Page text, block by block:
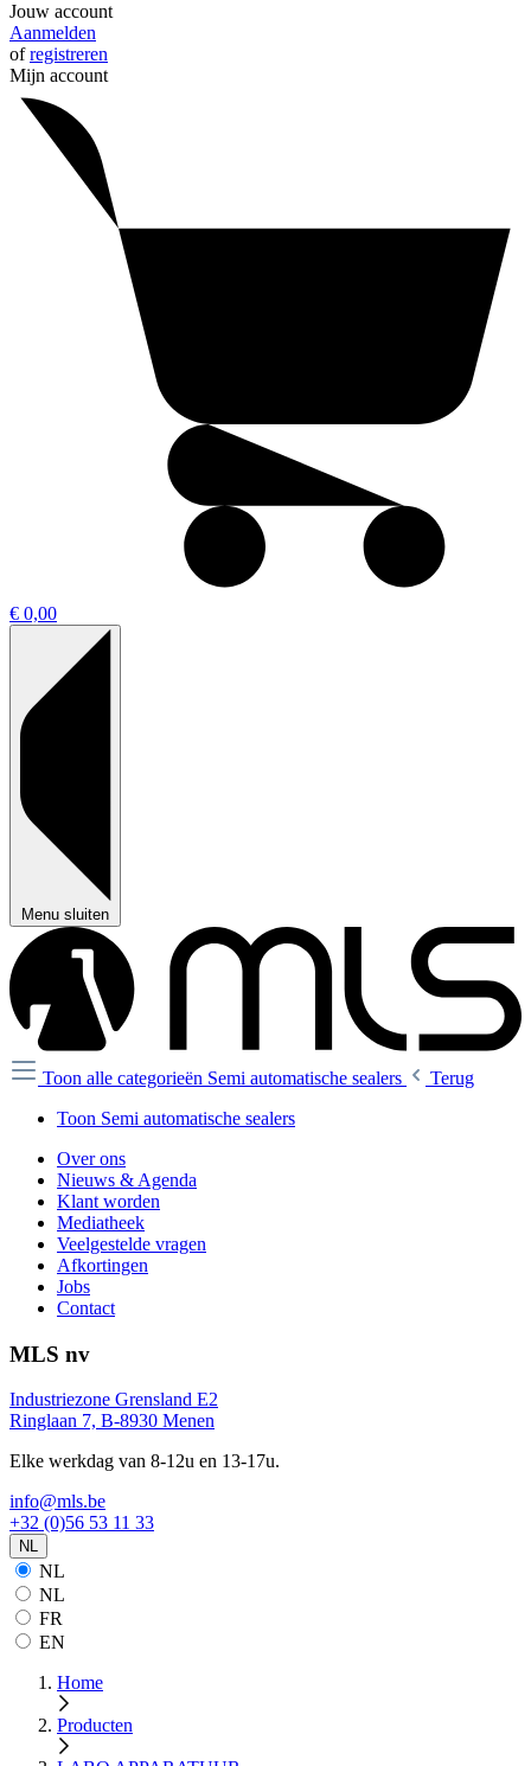
Jouw account
Aanmelden
ofregistreren
Mijn account
€ 0,00
Menu sluiten
Toon alle categorieën Semi automatische sealers
Terug
Toon Semi automatische sealers
Over ons
Nieuws & Agenda
Klant worden
Mediatheek
Veelgestelde vragen
Afkortingen
Jobs
Contact
MLS nv
Industriezone Grensland E2
Ringlaan 7, B-8930 Menen
Elke werkdag van 8-12u en 13-17u.
info@mls.be
+32 (0)56 53 11 33
NL
NL
NL
FR
EN
Home
Producten